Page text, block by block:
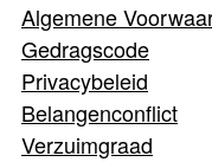
Algemene
Gedragscode
Privacybeleid
Belangenconflict
Verzuimgraad